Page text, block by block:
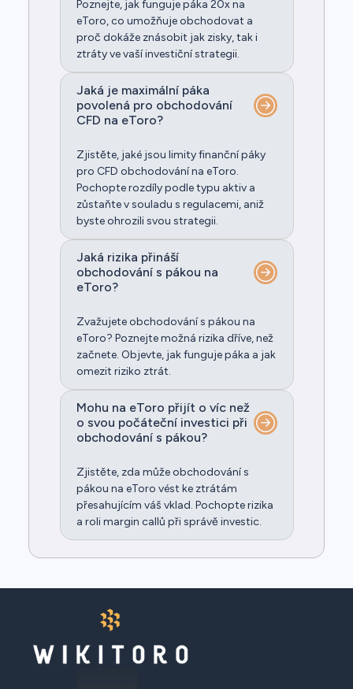
Poznejte, jak funguje páka 20x na
eToro, co umožňuje obchodovat a
proč dokáže znásobit jak zisky, tak i
ztráty ve vaší investiční strategii.
Jaká je maximální páka
povolená pro obchodování
CFD na eToro?
Zjistěte, jaké jsou limity finanční páky
pro CFD obchodování na eToro.
Pochopte rozdíly podle typu aktiv a
zůstaňte v souladu s regulacemi, aniž
byste ohrozili svou strategii.
Jaká rizika přináší
obchodování s pákou na
eToro?
Zvažujete obchodování s pákou na
eToro? Poznejte možná rizika dříve, než
začnete. Objevte, jak funguje páka a jak
omezit riziko ztrát.
Mohu na eToro přijít o víc než
o svou počáteční investici při
obchodování s pákou?
Zjistěte, zda může obchodování s
pákou na eToro vést ke ztrátám
přesahujícím váš vklad. Pochopte rizika
a roli margin callů při správě investic.